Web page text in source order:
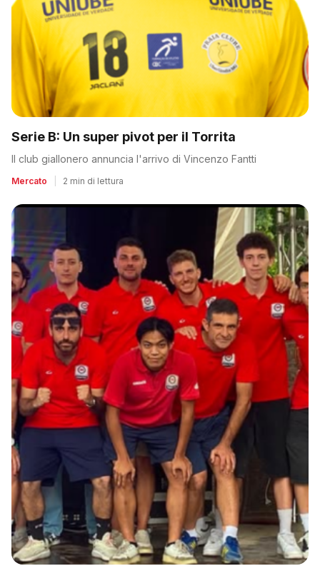
Serie B: Un super pivot per il Torrita
Il club giallonero annuncia l'arrivo di Vincenzo Fantti
Mercato 2 min di lettura